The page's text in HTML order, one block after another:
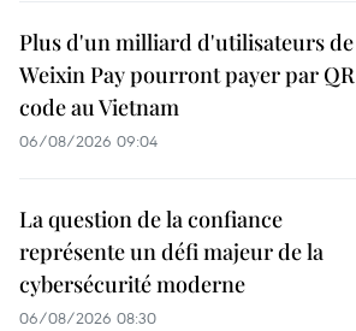
Plus d'un milliard d'utilisateurs de
Weixin Pay pourront payer par QR
code au Vietnam
06/08/2026 09:04
La question de la confiance
représente un défi majeur de la
cybersécurité moderne
06/08/2026 08:30